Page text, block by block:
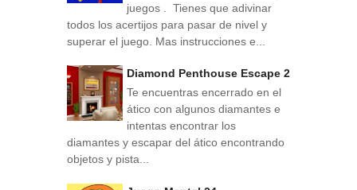
juegos . Tienes que adivinar
todos los acertijos para pasar de nivel y
superar el juego. Mas instrucciones e...
Diamond Penthouse Escape 2
Te encuentras encerrado en el
ático con algunos diamantes e
intentas encontrar los
diamantes y escapar del ático encontrando
objetos y pista...